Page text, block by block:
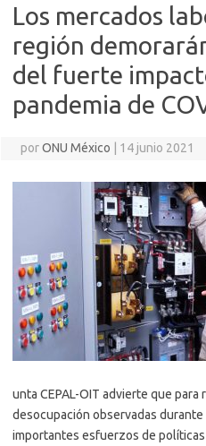
Los mercados
región
del fuerte
pandemia de
porONU México 14 junio 2021
unta CEPAL-OIT advierte que para
desocupación observadas
importantes esfuerzos de